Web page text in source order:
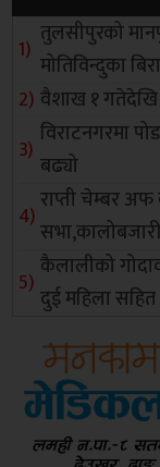
तुलसीपुरको
मोतिविन्दुका
वैशाख १ गतेदेखि
विराटनगरमा
बढ्यो
राप्ती चेम्बर
कैलालीको
दुई महिला